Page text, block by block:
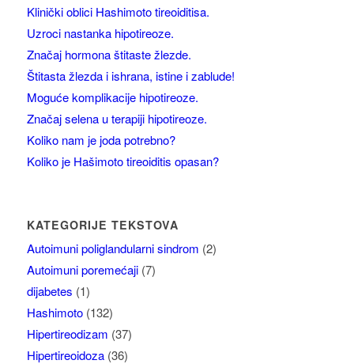
Klinički oblici Hashimoto tireoiditisa.
Uzroci nastanka hipotireoze.
Značaj hormona štitaste žlezde.
Štitasta žlezda i ishrana, istine i zablude!
Moguće komplikacije hipotireoze.
Značaj selena u terapiji hipotireoze.
Koliko nam je joda potrebno?
Koliko je Hašimoto tireoiditis opasan?
KATEGORIJE TEKSTOVA
Autoimuni poliglandularni sindrom (2)
Autoimuni poremećaji(7)
dijabetes (1)
Hashimoto(132)
Hipertireodizam (37)
Hipertireoidoza(36)